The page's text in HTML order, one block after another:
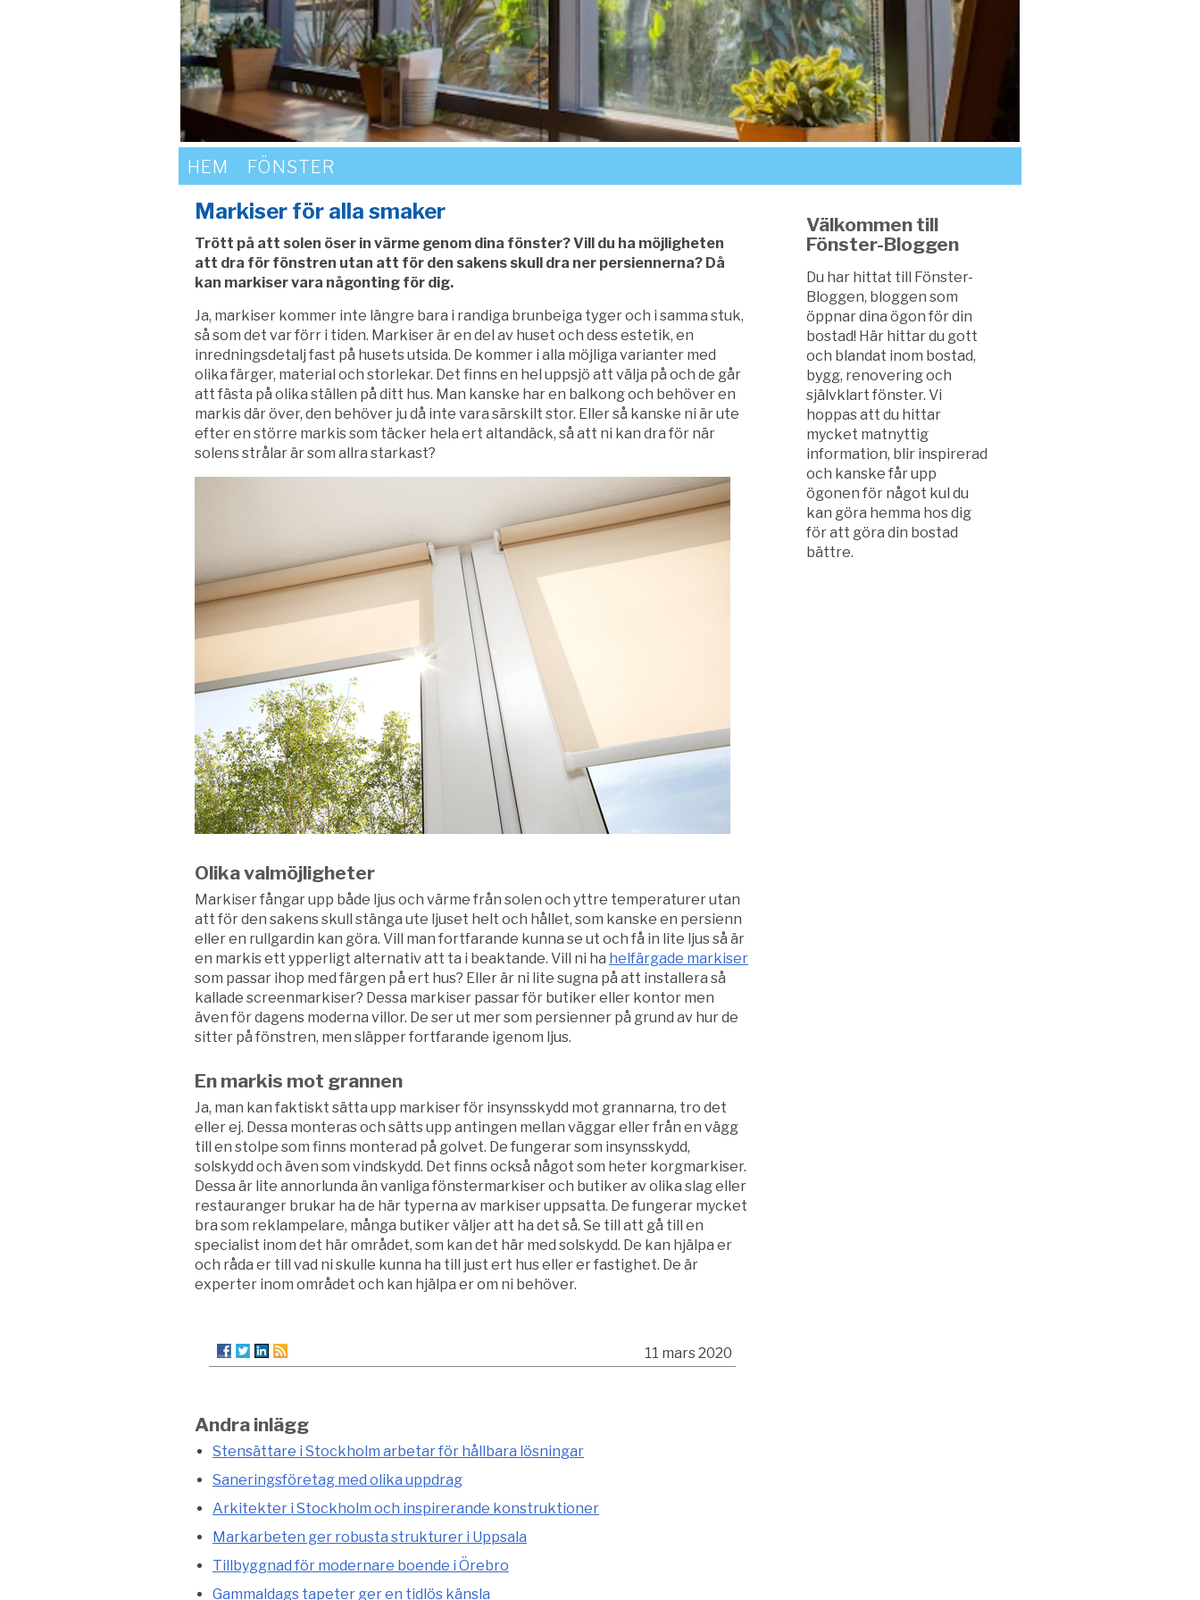
HEM FÖNSTER
Markiser för alla smaker
Trött på att solen öser in värme genom dina fönster? Vill du ha möjligheten
att dra för fönstren utan att för den sakens skull dra ner persiennerna? Då
kan markiser vara någonting för dig.
Ja, markiser kommer inte längre bara i randiga brunbeiga tyger och i samma stuk,
så som det var förr i tiden. Markiser är en del av huset och dess estetik, en
inredningsdetalj fast på husets utsida. De kommer i alla möjliga varianter med
olika färger, material och storlekar. Det finns en hel uppsjö att välja på och de går
att fästa på olika ställen på ditt hus. Man kanske har en balkong och behöver en
markis där över, den behöver ju då inte vara särskilt stor. Eller så kanske ni är ute
efter en större markis som täcker hela ert altandäck, så att ni kan dra för när
solens strålar är som allra starkast?
Olika valmöjligheter
Markiser fångar upp både ljus och värme från solen och yttre temperaturer utan
att för den sakens skull stänga ute ljuset helt och hållet, som kanske en persienn
eller en rullgardin kan göra. Vill man fortfarande kunna se ut och få in lite ljus så är
en markis ett ypperligt alternativ att ta i beaktande. Vill ni ha helfärgade markiser
som passar ihop med färgen på ert hus? Eller är ni lite sugna på att installera så
kallade screenmarkiser? Dessa markiser passar för butiker eller kontor men
även för dagens moderna villor. De ser ut mer som persienner på grund av hur de
sitter på fönstren, men släpper fortfarande igenom ljus.
En markis mot grannen
Ja, man kan faktiskt sätta upp markiser för insynsskydd mot grannarna, tro det
eller ej. Dessa monteras och sätts upp antingen mellan väggar eller från en vägg
till en stolpe som finns monterad på golvet. De fungerar som insynsskydd,
solskydd och även som vindskydd. Det finns också något som heter korgmarkiser.
Dessa är lite annorlunda än vanliga fönstermarkiser och butiker av olika slag eller
restauranger brukar ha de här typerna av markiser uppsatta. De fungerar mycket
bra som reklampelare, många butiker väljer att ha det så. Se till att gå till en
specialist inom det här området, som kan det här med solskydd. De kan hjälpa er
och råda er till vad ni skulle kunna ha till just ert hus eller er fastighet. De är
experter inom området och kan hjälpa er om ni behöver.
11 mars 2020
Andra inlägg
Stensättare i Stockholm arbetar för hållbara lösningar
Saneringsföretag med olika uppdrag
Arkitekter i Stockholm och inspirerande konstruktioner
Markarbeten ger robusta strukturer i Uppsala
Tillbyggnad för modernare boende i Örebro
Gammaldags tapeter ger en tidlös känsla
Välkommen till
Fönster-Bloggen
Du har hittat till Fönster-
Bloggen, bloggen som
öppnar dina ögon för din
bostad! Här hittar du gott
och blandat inom bostad,
bygg, renovering och
självklart fönster. Vi
hoppas att du hittar
mycket matnyttig
information, blir inspirerad
och kanske får upp
ögonen för något kul du
kan göra hemma hos dig
för att göra din bostad
bättre.